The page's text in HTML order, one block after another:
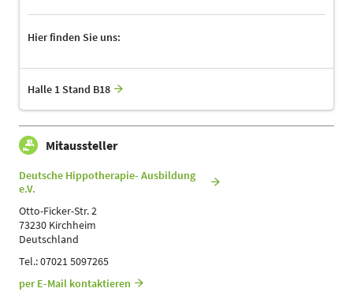
Hier finden Sie uns:
Halle 1 Stand B18
Mitaussteller
Deutsche Hippotherapie- Ausbildung
e.V.
Otto-Ficker-Str. 2
73230 Kirchheim
Deutschland
Tel.: 07021 5097265
per E-Mail kontaktieren